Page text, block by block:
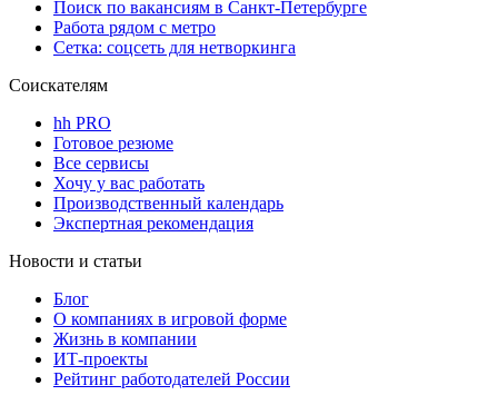
Поиск по вакансиям в Санкт-Петербурге
Работа рядом с метро
Сетка: соцсеть для нетворкинга
Соискателям
hh PRO
Готовое резюме
Все сервисы
Хочу у вас работать
Производственный календарь
Экспертная рекомендация
Новости и статьи
Блог
О компаниях в игровой форме
Жизнь в компании
ИТ-проекты
Рейтинг работодателей России